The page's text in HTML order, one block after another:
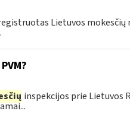
Lietuvos
inspekcijos prie Lietuvos